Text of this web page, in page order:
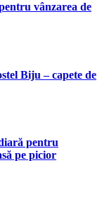
vânzarea de
Biju – capete de
pentru
pe picior